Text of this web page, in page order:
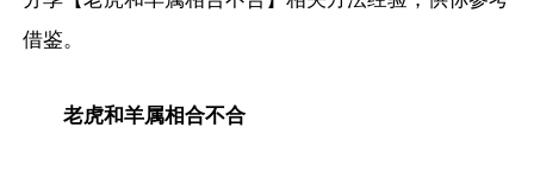
借鉴。
老虎和羊属相合不合